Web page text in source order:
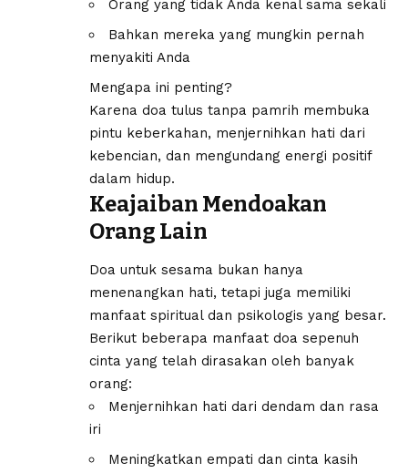
Orang yang tidak Anda kenal sama sekali
Bahkan mereka yang mungkin pernah
menyakiti Anda
Mengapa ini penting?
Karena doa tulus tanpa pamrih membuka
pintu keberkahan, menjernihkan hati dari
kebencian, dan mengundang energi positif
dalam hidup.
Keajaiban Mendoakan
Orang Lain
Doa untuk sesama bukan hanya
menenangkan hati, tetapi juga memiliki
manfaat spiritual dan psikologis yang besar.
Berikut beberapa manfaat doa sepenuh
cinta yang telah dirasakan oleh banyak
orang:
Menjernihkan hati dari dendam dan rasa
iri
Meningkatkan empati dan cinta kasih